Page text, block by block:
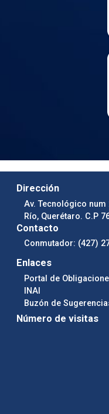
Dirección
Av. Tecnológico num
Río, Querétaro. C.P
Contacto
Conmutador: (427)
Enlaces
Portal de
INAI
Buzón de
Número de visitas